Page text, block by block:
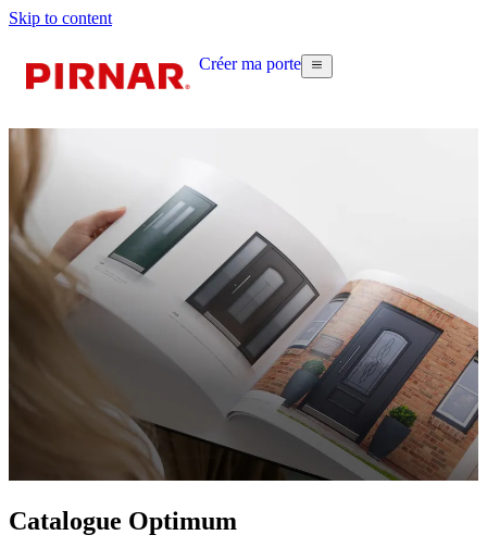
Skip to content
Créer ma porte
Catalogue Optimum